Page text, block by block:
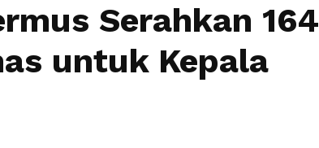
Serahkan 164
untuk Kepala